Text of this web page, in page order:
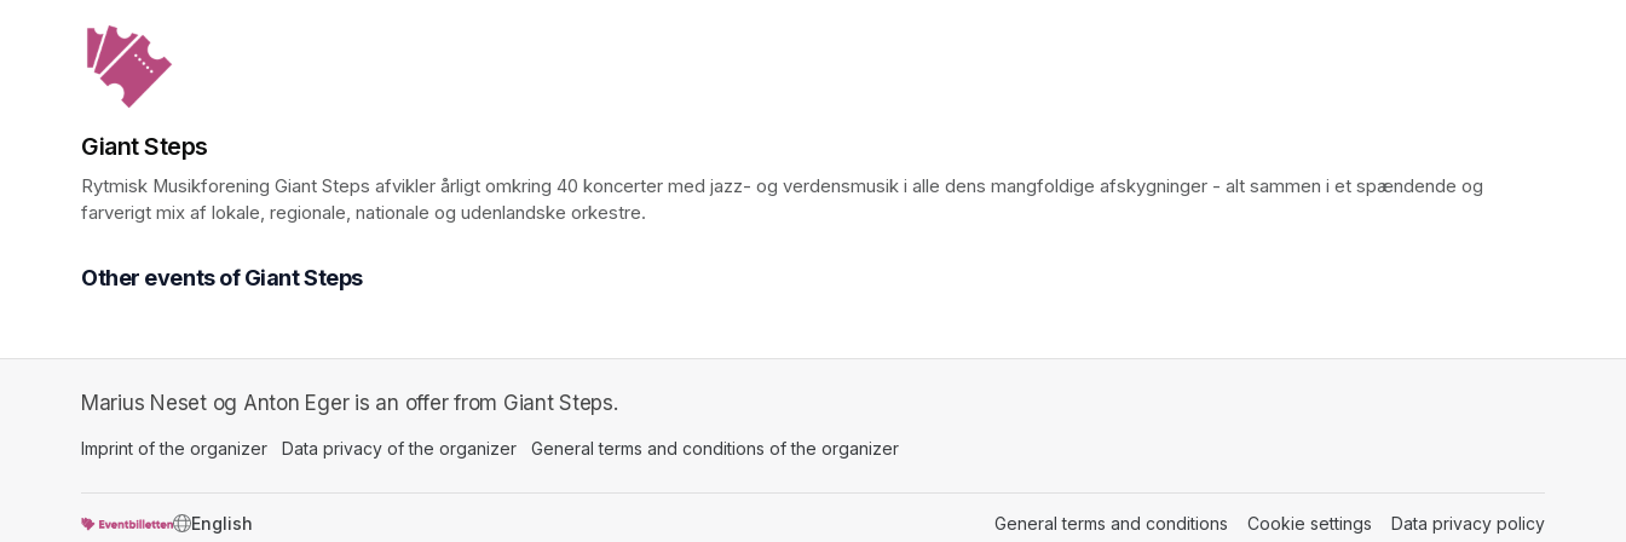
Giant Steps
Rytmisk Musikforening Giant Steps afvikler årligt omkring 40 koncerter med jazz- og verdensmusik i alle dens mangfoldige afskygninger - alt sammen i et spændende og
farverigt mix af lokale, regionale, nationale og udenlandske orkestre.
Other events of Giant Steps
Marius Neset og Anton Eger is an offer from Giant Steps.
Imprint of the organizer (opens in a new tab)
Data privacy of the organizer (opens in a new tab)
General terms and conditions of the organizer
General terms and conditions (opens in a new tab)
Cookie settings (opens in a new tab)
Data privacy policy(opens in